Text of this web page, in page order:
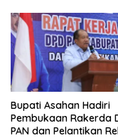
Bupati Asahan Hadiri
Pembukaan Rakerda
PAN dan Pelantikan